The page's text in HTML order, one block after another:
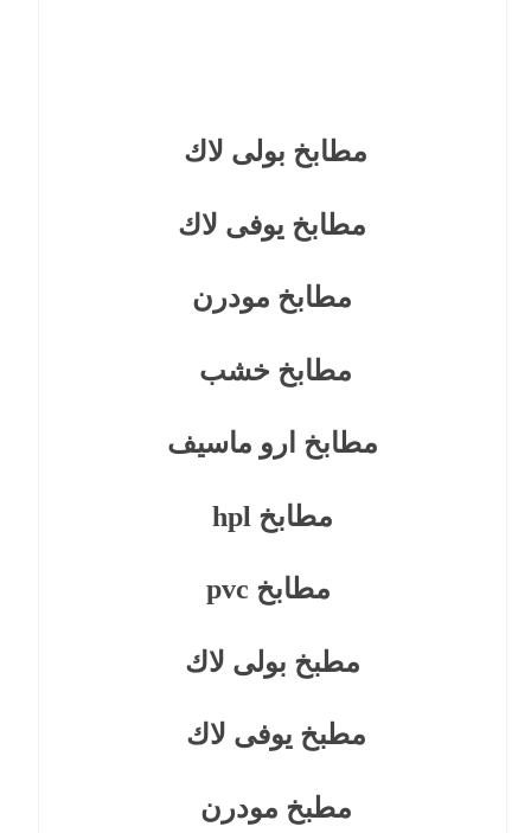
مطابخ بولى لاك
مطابخ يوفى لاك
مطابخ مودرن
مطابخ خشب
مطابخ ارو ماسيف
مطابخ hpl
مطابخ pvc
مطبخ بولى لاك
مطبخ يوفى لاك
مطبخ مودرن